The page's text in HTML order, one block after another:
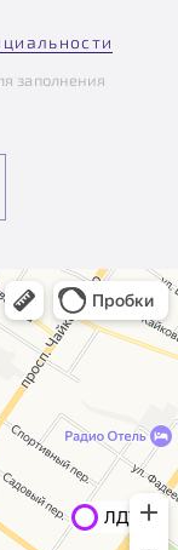
заполнения